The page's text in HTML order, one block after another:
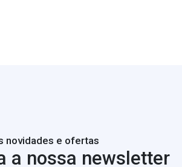
novidades e ofertas
a nossa newsletter